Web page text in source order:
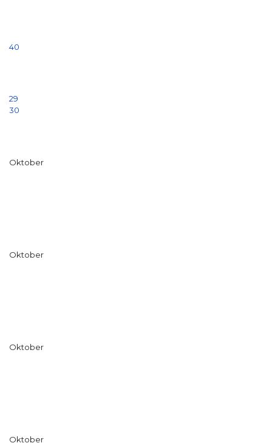
40
29
30
Oktober
Oktober
Oktober
Oktober